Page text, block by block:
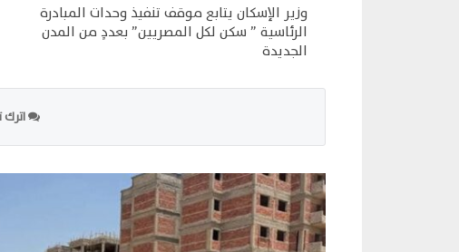
وزير الإسكان يتابع موقف تنفيذ وحدات المبادرة
الرئاسية ” سكن لكل المصريين” بعددٍ من المدن
الجديدة
اترك